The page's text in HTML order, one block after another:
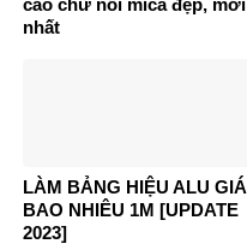
nhất
LÀM BẢNG HIỆU ALU GIÁ
BAO NHIÊU 1M [UPDATE
2023]